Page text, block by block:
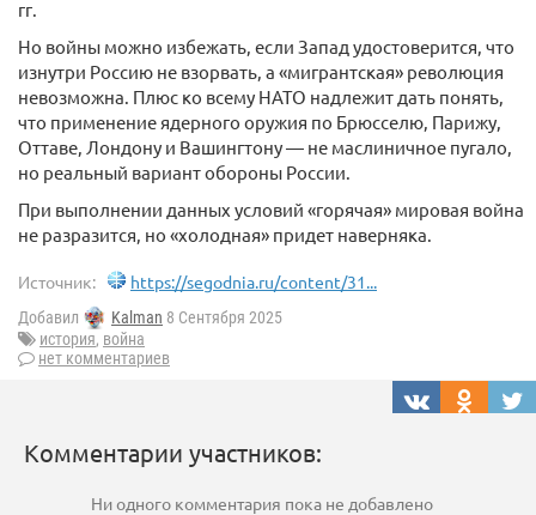
гг.
Но войны можно избежать, если Запад удостоверится, что
изнутри Россию не взорвать, а «мигрантская» революция
невозможна. Плюс ко всему НАТО надлежит дать понять,
что применение ядерного оружия по Брюсселю, Парижу,
Оттаве, Лондону и Вашингтону — не маслиничное пугало,
но реальный вариант обороны России.
При выполнении данных условий «горячая» мировая война
не разразится, но «холодная» придет наверняка.
Источник: https://segodnia.ru/content/31...
Добавил Kalman 8 Сентября 2025
история, война
нет комментариев
Комментарии участников:
Ни одного комментария пока не добавлено